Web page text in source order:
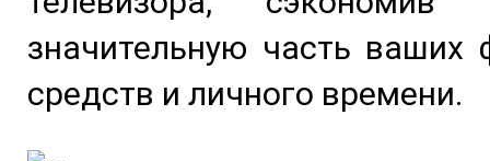
значительную часть ваших
средств и личного времени.
Задать вопрос